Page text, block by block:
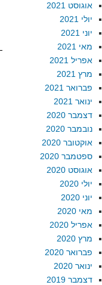
אוגוסט 2021
יולי 2021
יוני 2021
מאי 2021
אפריל 2021
מרץ 2021
פברואר 2021
ינואר 2021
דצמבר 2020
נובמבר 2020
אוקטובר 2020
ספטמבר 2020
אוגוסט 2020
יולי 2020
יוני 2020
מאי 2020
אפריל 2020
מרץ 2020
פברואר 2020
ינואר 2020
דצמבר 2019